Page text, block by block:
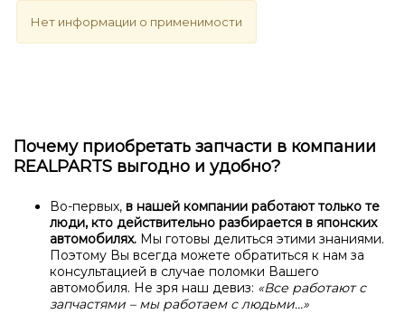
Нет информации о применимости
Почему приобретать запчасти в компании
REALPARTS выгодно и удобно?
Во-первых, в нашей компании работают только те
люди, кто действительно разбирается в японских
автомобилях. Мы готовы делиться этими знаниями.
Поэтому Вы всегда можете обратиться к нам за
консультацией в случае поломки Вашего
автомобиля. Не зря наш девиз: «Все работают с
запчастями – мы работаем с людьми…»